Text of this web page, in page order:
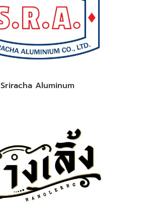
Sriracha Aluminum